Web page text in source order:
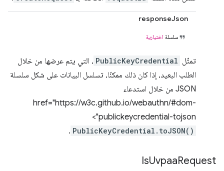
responseJson
سلسلة اختيارية
تمثّل PublicKeyCredential ، التي يتم عرضها من خلال
الطلب البعيد، إذا كان ذلك ممكنًا، تسلسل البيانات على شكل سلسلة
JSON من خلال استدعاء
href="https://w3c.github.io/webauthn/#dom-
publickeycredential-tojson">
PublicKeyCredential.toJSON()
.
IsUvpaaRequest